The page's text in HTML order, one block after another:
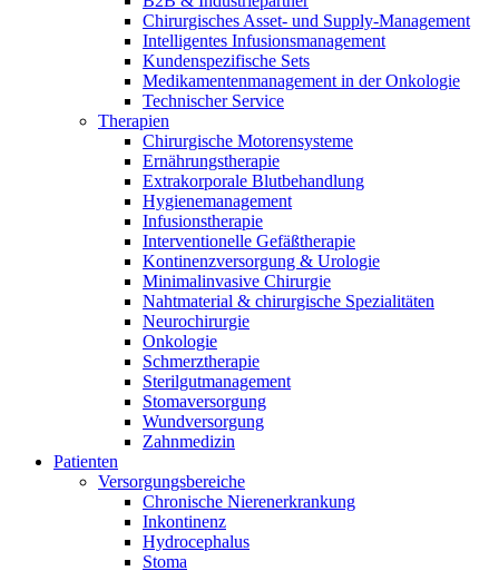
Produkt-Katalog
Finden Sie das Produkt, nach dem Sie suchen. Besuchen Sie
den B. Braun Produktkatalog mit unserem kompletten
interessanten Stellenprofilen.
Chirurgisches Asset- und Supply-Management
Intelligentes Infusionsmanagement
Kundenspezifische Sets
Medikamentenmanagement in der Onkologie
Technischer Service
Therapien
Chirurgische Motorensysteme
Ernährungstherapie
Extrakorporale Blutbehandlung
Hygienemanagement
Infusionstherapie
Interventionelle Gefäßtherapie
Kontinenzversorgung & Urologie
Minimalinvasive Chirurgie
Nahtmaterial & chirurgische Spezialitäten
Neurochirurgie
Onkologie
Schmerztherapie
Sterilgutmanagement
Stomaversorgung
Wundversorgung
Zahnmedizin
Patienten
Versorgungsbereiche
Chronische Nierenerkrankung
Inkontinenz
Hydrocephalus
Stoma